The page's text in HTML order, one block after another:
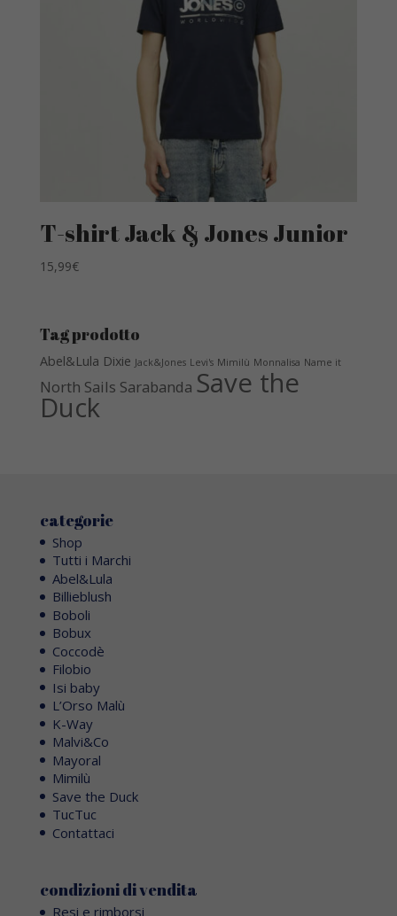
T-shirt Jack & Jones Junior
15,99€
Tag prodotto
Abel&Lula Dixie Jack&Jones Levi's Mimilù Monnalisa Name it
North Sails Sarabanda Save the
Duck
categorie
Shop
Tutti i Marchi
Abel&Lula
Billieblush
Boboli
Bobux
Coccodè
Filobio
Isi baby
L’Orso Malù
K-Way
Malvi&Co
Mayoral
Mimilù
Save the Duck
TucTuc
Contattaci
condizioni di vendita
Resi e rimborsi